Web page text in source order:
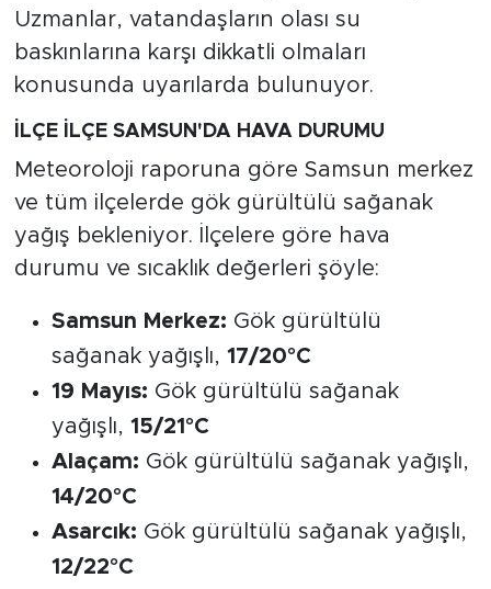
Uzmanlar, vatandaşların olası su
baskınlarına karşı dikkatli olmaları
konusunda uyarılarda bulunuyor.
İLÇE İLÇE SAMSUN'DA HAVA DURUMU
Meteoroloji raporuna göre Samsun merkez
ve tüm ilçelerde gök gürültülü sağanak
yağış bekleniyor. İlçelere göre hava
durumu ve sıcaklık değerleri şöyle:
Samsun Merkez: Gök gürültülü
sağanak yağışlı, 17/20°C
19 Mayıs: Gök gürültülü sağanak
yağışlı, 15/21°C
Alaçam: Gök gürültülü sağanak yağışlı,
14/20°C
Asarcık: Gök gürültülü sağanak yağışlı,
12/22°C